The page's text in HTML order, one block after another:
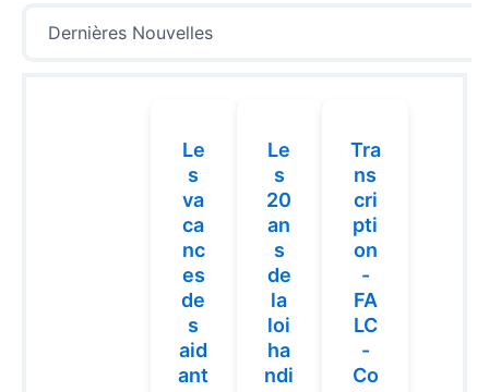
Dernières Nouvelles
Le
s
va
ca
nc
es
de
s
aid
ant
Le
s
20
an
s
de
la
loi
ha
ndi
Tra
ns
cri
pti
on
-
FA
LC
-
Co